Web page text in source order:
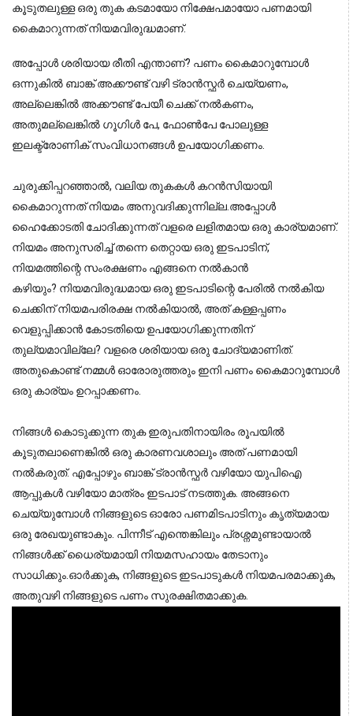
കൂടുതലുള്ള ഒരു തുക കടമായോ നിക്ഷേപമായോ പണമായി
കൈമാറുന്നത് നിയമവിരുദ്ധമാണ്.
അപ്പോൾ ശരിയായ രീതി എന്താണ്? പണം കൈമാറുമ്പോൾ
ഒന്നുകിൽ ബാങ്ക് അക്കൗണ്ട് വഴി ട്രാൻസ്ഫർ ചെയ്യണം,
അല്ലെങ്കിൽ അക്കൗണ്ട് പേയീ ചെക്ക് നൽകണം,
അതുമല്ലെങ്കിൽ ഗൂഗിൾ പേ, ഫോൺപേ പോലുള്ള
ഇലക്ട്രോണിക് സംവിധാനങ്ങൾ ഉപയോഗിക്കണം.
ചുരുക്കിപ്പറഞ്ഞാൽ, വലിയ തുകകൾ കറൻസിയായി
കൈമാറുന്നത് നിയമം അനുവദിക്കുന്നില്ല.അപ്പോൾ
ഹൈക്കോടതി ചോദിക്കുന്നത് വളരെ ലളിതമായ ഒരു കാര്യമാണ്.
നിയമം അനുസരിച്ച് തന്നെ തെറ്റായ ഒരു ഇടപാടിന്,
നിയമത്തിന്റെ സംരക്ഷണം എങ്ങനെ നൽകാൻ
കഴിയും? നിയമവിരുദ്ധമായ ഒരു ഇടപാടിന്റെ പേരിൽ നൽകിയ
ചെക്കിന് നിയമപരിരക്ഷ നൽകിയാൽ, അത് കള്ളപ്പണം
വെളുപ്പിക്കാൻ കോടതിയെ ഉപയോഗിക്കുന്നതിന്
തുല്യമാവില്ലേ? വളരെ ശരിയായ ഒരു ചോദ്യമാണിത്.
അതുകൊണ്ട് നമ്മൾ ഓരോരുത്തരും ഇനി പണം കൈമാറുമ്പോൾ
ഒരു കാര്യം ഉറപ്പാക്കണം.
നിങ്ങൾ കൊടുക്കുന്ന തുക ഇരുപതിനായിരം രൂപയിൽ
കൂടുതലാണെങ്കിൽ ഒരു കാരണവശാലും അത് പണമായി
നൽകരുത്. എപ്പോഴും ബാങ്ക് ട്രാൻസ്ഫർ വഴിയോ യുപിഐ
ആപ്പുകൾ വഴിയോ മാത്രം ഇടപാട് നടത്തുക. അങ്ങനെ
ചെയ്യുമ്പോൾ നിങ്ങളുടെ ഓരോ പണമിടപാടിനും കൃത്യമായ
ഒരു രേഖയുണ്ടാകും. പിന്നീട് എന്തെങ്കിലും പ്രശ്നമുണ്ടായാൽ
നിങ്ങൾക്ക് ധൈര്യമായി നിയമസഹായം തേടാനും
സാധിക്കും.ഓർക്കുക, നിങ്ങളുടെ ഇടപാടുകൾ നിയമപരമാക്കുക,
അതുവഴി നിങ്ങളുടെ പണം സുരക്ഷിതമാക്കുക.